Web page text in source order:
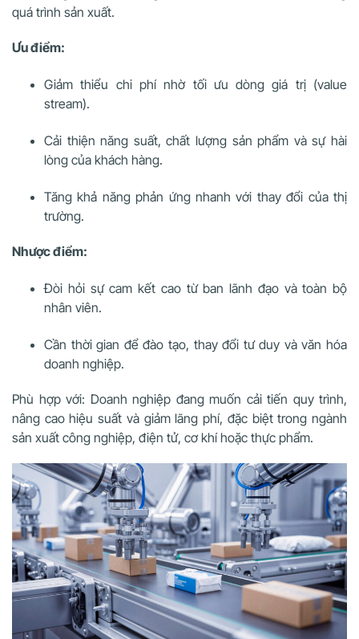
quá trình sản xuất.
Ưu điểm:
Giảm thiểu chi phí nhờ tối ưu dòng giá trị (value
stream).
Cải thiện năng suất, chất lượng sản phẩm và sự hài
lòng của khách hàng.
Tăng khả năng phản ứng nhanh với thay đổi của thị
trường.
Nhược điểm:
Đòi hỏi sự cam kết cao từ ban lãnh đạo và toàn bộ
nhân viên.
Cần thời gian để đào tạo, thay đổi tư duy và văn hóa
doanh nghiệp.
Phù hợp với: Doanh nghiệp đang muốn cải tiến quy trình,
nâng cao hiệu suất và giảm lãng phí, đặc biệt trong ngành
sản xuất công nghiệp, điện tử, cơ khí hoặc thực phẩm.